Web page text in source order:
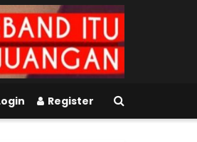
Register